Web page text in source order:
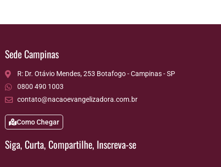
Sede Campinas
R: Dr. Otávio Mendes, 253 Botafogo - Campinas - SP
0800 490 1003
contato@nacaoevangelizadora.com.br
Como Chegar
Siga, Curta, Compartilhe, Inscreva-se